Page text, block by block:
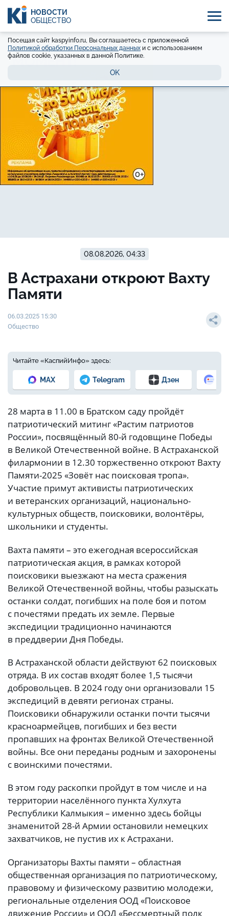
НОВОСТИ
ОБЩЕСТВО
Посещая сайт kaspyinfo.ru, Вы соглашаетесь с приложенной
Политикой обработки Персональных данных и с использованием
файлов cookie, указанных в данной Политике.
OK
08.08.2026, 04:33
В Астрахани откроют Вахту
Памяти
06.03.2025 15:30
Общество
Читайте «КаспийИнфо» здесь:
MAX Telegram Дзен
28 марта в 11.00 в Братском саду пройдёт
патриотический митинг «Растим патриотов
России», посвящённый 80-й годовщине Победы
в Великой Отечественной войне. В Астраханской
филармонии в 12.30 торжественно откроют Вахту
Памяти-2025 «Зовёт нас поисковая тропа».
Участие примут активисты патриотических
и ветеранских организаций, национально-
культурных обществ, поисковики, волонтёры,
школьники и студенты.
Вахта памяти – это ежегодная всероссийская
патриотическая акция, в рамках которой
поисковики выезжают на места сражения
Великой Отечественной войны, чтобы разыскать
останки солдат, погибших на поле боя и потом
с почестями предать их земле. Первые
экспедиции традиционно начинаются
в преддверии Дня Победы.
В Астраханской области действуют 62 поисковых
отряда. В их состав входят более 1,5 тысячи
добровольцев. В 2024 году они организовали 15
экспедиций в девяти регионах страны.
Поисковики обнаружили останки почти тысячи
красноармейцев, погибших и без вести
пропавших на фронтах Великой Отечественной
войны. Все они переданы родным и захоронены
с воинскими почестями.
В этом году раскопки пройдут в том числе и на
территории населённого пункта Хулхута
Республики Калмыкия – именно здесь бойцы
знаменитой 28-й Армии остановили немецких
захватчиков, не пустив их к Астрахани.
Организаторы Вахты памяти – областная
общественная организация по патриотическому,
правовому и физическому развитию молодежи,
региональные отделения ООД «Поисковое
движение России» и ООД «Бессмертный полк